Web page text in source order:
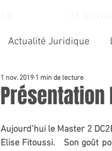
Actualité Juridique
1 nov. 2019 1 min de lecture
Aujourd’hui le Master 2
Elise Fitoussi.   Son goût